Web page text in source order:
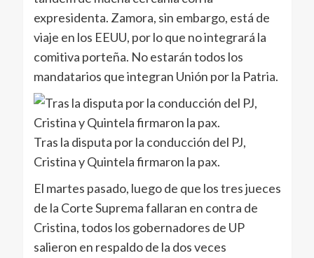
expresidenta. Zamora, sin embargo, está de
viaje en los EEUU, por lo que no integrará la
comitiva porteña. No estarán todos los
mandatarios que integran Unión por la Patria.
Tras la disputa por la conducción del PJ,
Cristina y Quintela firmaron la pax.
El martes pasado, luego de que los tres jueces
de la Corte Suprema fallaran en contra de
Cristina, todos los gobernadores de UP
salieron en respaldo de la dos veces